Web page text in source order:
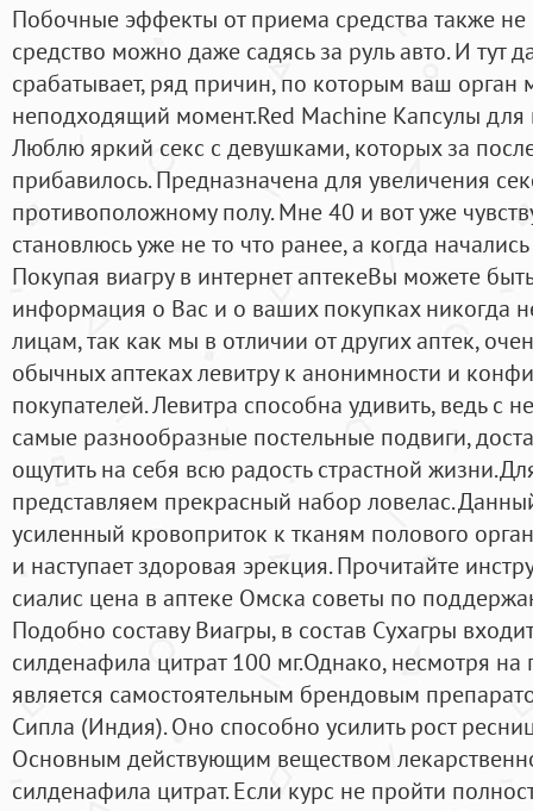
Побочные эффекты от приема средства также
средство можно даже садясь за руль авто. И тут
срабатывает, ряд причин, по которым ваш орган
неподходящий момент.Red Machine Капсулы для
Люблю яркий секс с девушками, которых за
прибавилось. Предназначена для увеличения
противоположному полу. Мне 40 и вот уже
становлюсь уже не то что ранее, а когда
Покупая виагру в интернет аптекеВы можете
информация о Вас и о ваших покупках никогда
лицам, так как мы в отличии от других аптек,
обычных аптеках левитру к анонимности и
покупателей. Левитра способна удивить, ведь с
самые разнообразные постельные подвиги,
ощутить на себя всю радость страстной
представляем прекрасный набор ловелас.
усиленный кровоприток к тканям полового
и наступает здоровая эрекция. Прочитайте
сиалис цена в аптеке Омска советы по
Подобно составу Виагры, в состав Сухагры
силденафила цитрат 100 мг.Однако, несмотря на
является самостоятельным брендовым
Сипла (Индия). Оно способно усилить рост
Основным действующим веществом
силденафила цитрат. Если курс не пройти